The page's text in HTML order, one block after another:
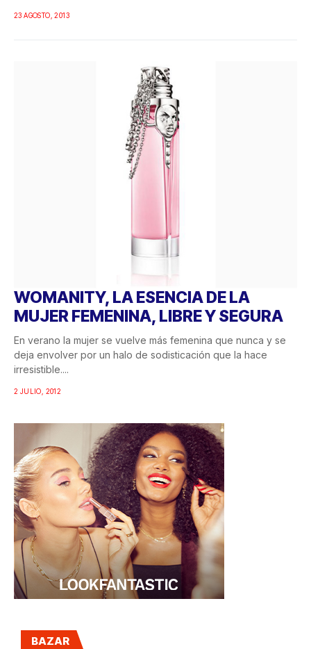
23 AGOSTO, 2013
WOMANITY, LA ESENCIA DE LA
MUJER FEMENINA, LIBRE Y SEGURA
En verano la mujer se vuelve más femenina que nunca y se
deja envolver por un halo de sodisticación que la hace
irresistible....
2 JULIO, 2012
BAZAR